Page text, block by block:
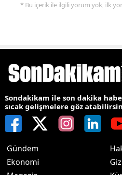
* Bu içerik ile ilgili yorum yok, ilk
Sondakikam ile son dakika
sıcak gelişmelere göz
Gündem
Ekonomi